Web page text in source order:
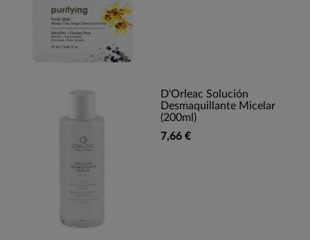
D'Orleac Solución
Desmaquillante Micelar
(200ml)
7,66 €